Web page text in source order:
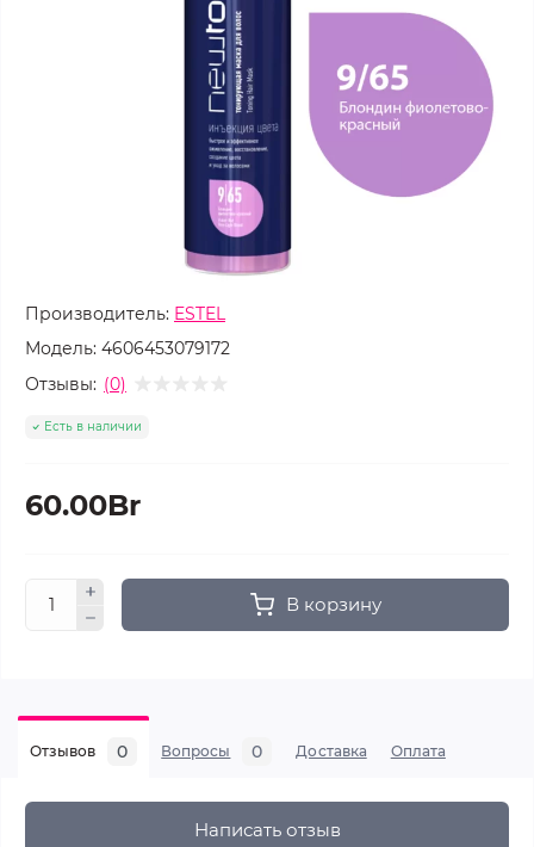
Производитель: ESTEL
Модель: 4606453079172
Отзывы: (0)
Есть в наличии
60.00Br
В корзину
Отзывов 0 Вопросы 0 Доставка Оплата
Написать отзыв